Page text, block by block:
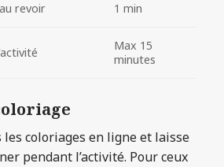
revoir 1 min
Max 15
minutes
coloriages en ligne et laisse
pendant l’activité. Pour ceux